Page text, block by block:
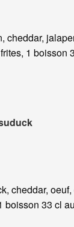
cheddar,
1 boisson
cheddar,
boisson 33 cl